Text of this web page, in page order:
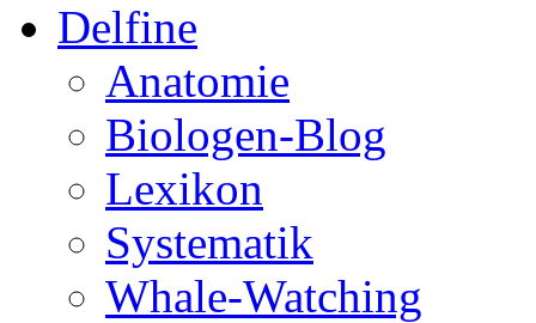
Delfine
Anatomie
Biologen-Blog
Lexikon
Systematik
Whale-Watching